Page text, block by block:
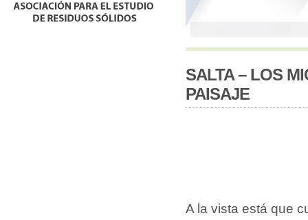
SALTA – LOS
PAISAJE
A la vista está que